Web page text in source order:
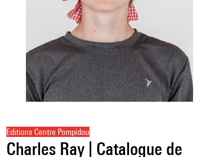
Editions Centre Pompidou
Charles Ray | Catalogue de